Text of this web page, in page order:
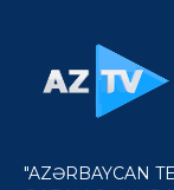
"AZƏRBAYCAN